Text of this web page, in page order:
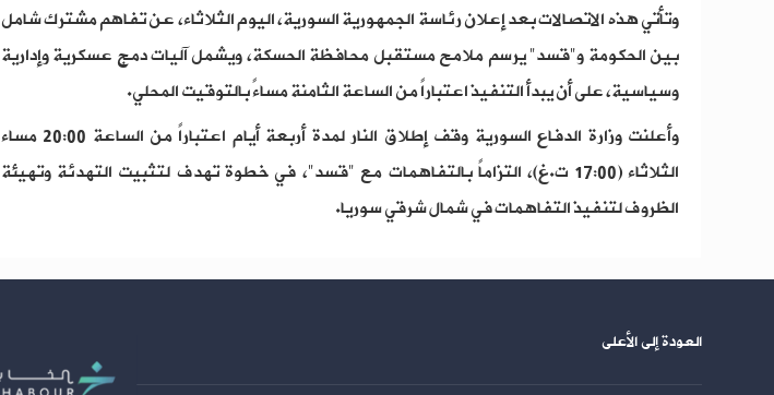
وتأتي هذه الاتصالات بعد إعلان رئاسة الجمهورية السورية، اليوم الثلاثاء، عن تفاهم مشترك شامل
بين الحكومة و"قسد" يرسم ملامح مستقبل محافظة الحسكة، ويشمل آليات دمج عسكرية وإدارية
وسياسية، على أن يبدأ التنفيذ اعتباراً من الساعة الثامنة مساءً بالتوقيت المحلي.
وأعلنت وزارة الدفاع السورية وقف إطلاق النار لمدة أربعة أيام اعتباراً من الساعة 20:00 مساء
الثلاثاء (17:00 ت.غ)، التزاماً بالتفاهمات مع "قسد"، في خطوة تهدف لتثبيت التهدئة وتهيئة
الظروف لتنفيذ التفاهمات في شمال شرقي سوريا.
العودة إلى الأعلى